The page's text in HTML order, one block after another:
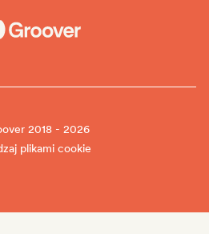
2018 - 2026
plikami cookie